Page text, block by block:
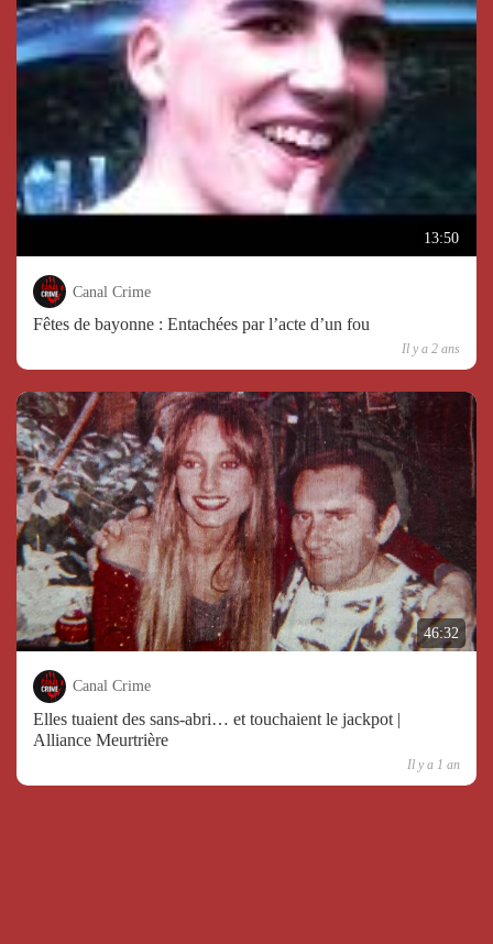
13:50
Canal Crime
Fêtes de bayonne : Entachées par l’acte d’un fou
Il y a 2 ans
46:32
Canal Crime
Elles tuaient des sans-abri… et touchaient le jackpot |
Alliance Meurtrière
Il y a 1 an